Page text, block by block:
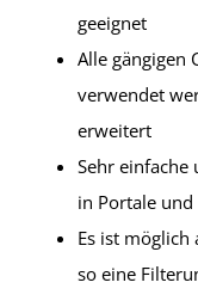
geeignet
Alle gängigen
verwendet
erweitert
Sehr einfache
in Portale
Es ist
so eine